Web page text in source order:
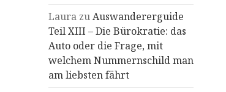
Laura zuAuswandererguide
Teil XIII – Die Bürokratie: das
Auto oder die Frage, mit
welchem Nummernschild man
am liebsten fährt